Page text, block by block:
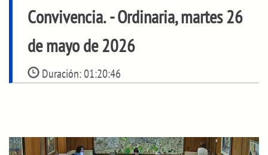
Convivencia.- Ordinaria, martes 26
de mayo de 2026
Duración:01:20:46